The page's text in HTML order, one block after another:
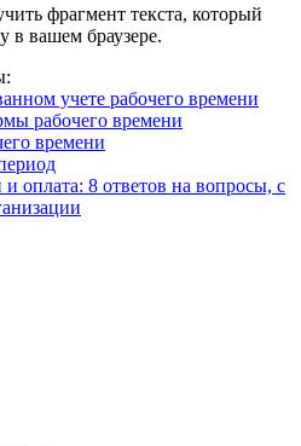
фрагмент текста, который
в вашем браузере.
учете рабочего времени
рабочего времени
времени
оплата: 8 ответов на вопросы, с